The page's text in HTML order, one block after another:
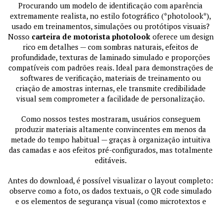
Procurando um modelo de identificação com aparência
extremamente realista, no estilo fotográfico (*photolook*),
usado em treinamentos, simulações ou protótipos visuais?
Nosso carteira de motorista photolookoferece um design
rico em detalhes — com sombras naturais, efeitos de
profundidade, texturas de laminado simulado e proporções
compatíveis com padrões reais. Ideal para demonstrações de
softwares de verificação, materiais de treinamento ou
criação de amostras internas, ele transmite credibilidade
visual sem comprometer a facilidade de personalização.
Como nossos testes mostraram, usuários conseguem
produzir materiais altamente convincentes em menos da
metade do tempo habitual — graças à organização intuitiva
das camadas e aos efeitos pré-configurados, mas totalmente
editáveis.
Antes do download, é possível visualizar o layout completo:
observe como a foto, os dados textuais, o QR code simulado
e os elementos de segurança visual (como microtextos e